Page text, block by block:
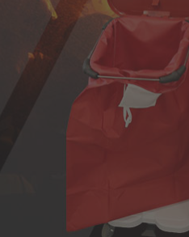
Produits Accessoires
intérieures